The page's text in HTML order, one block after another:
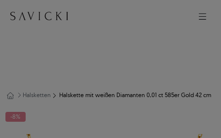
Halsketten Halskette mit weißen Diamanten 0,01 ct 585er Gold 42 cm
-8%